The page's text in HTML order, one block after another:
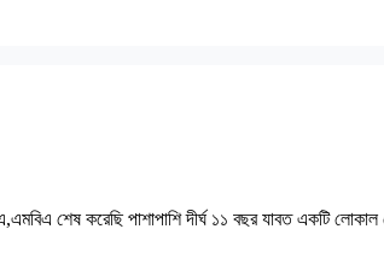
শেষ করেছি পাশাপাশি দীর্ঘ ১১ বছর যাবত একটি